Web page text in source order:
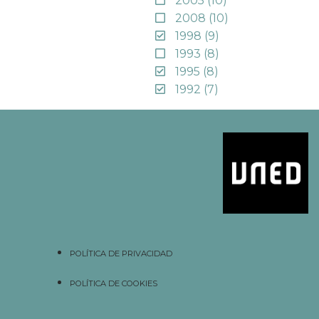
2008 (10)
1998 (9)
1993 (8)
1995 (8)
1992 (7)
POLÍTICA DE PRIVACIDAD
POLÍTICA DE COOKIES